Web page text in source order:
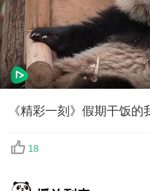
《精彩一刻》假期干饭的
18